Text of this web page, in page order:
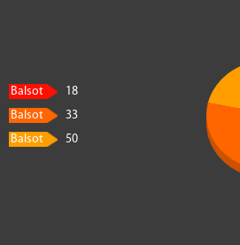
Balsot
18
Balsot
33
Balsot
50